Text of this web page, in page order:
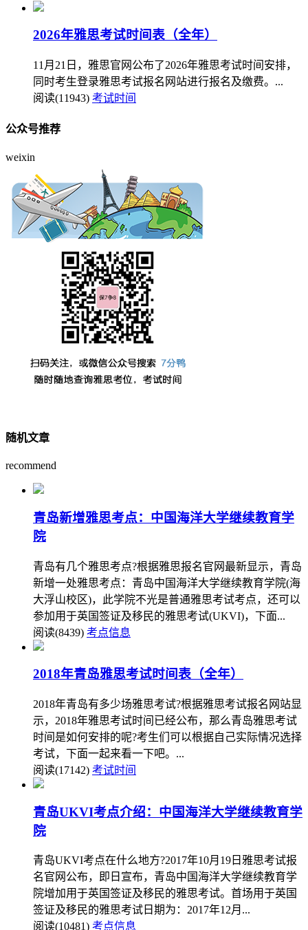
2026年雅思考试时间表（全年）
11月21日，雅思官网公布了2026年雅思考试时间安排，
同时考生登录雅思考试报名网站进行报名及缴费。...
阅读(11943) 考试时间
公众号推荐
weixin
随机文章
recommend
青岛新增雅思考点：中国海洋大学继续教育学
院
青岛有几个雅思考点?根据雅思报名官网最新显示，青岛
新增一处雅思考点：青岛中国海洋大学继续教育学院(海
大浮山校区)，此学院不光是普通雅思考试考点，还可以
参加用于英国签证及移民的雅思考试(UKVI)，下面...
阅读(8439) 考点信息
2018年青岛雅思考试时间表（全年）
2018年青岛有多少场雅思考试?根据雅思考试报名网站显
示，2018年雅思考试时间已经公布，那么青岛雅思考试
时间是如何安排的呢?考生们可以根据自己实际情况选择
考试，下面一起来看一下吧。...
阅读(17142) 考试时间
青岛UKVI考点介绍：中国海洋大学继续教育学
院
青岛UKVI考点在什么地方?2017年10月19日雅思考试报
名官网公布，即日宣布，青岛中国海洋大学继续教育学
院增加用于英国签证及移民的雅思考试。首场用于英国
签证及移民的雅思考试日期为：2017年12月...
阅读(10481) 考点信息